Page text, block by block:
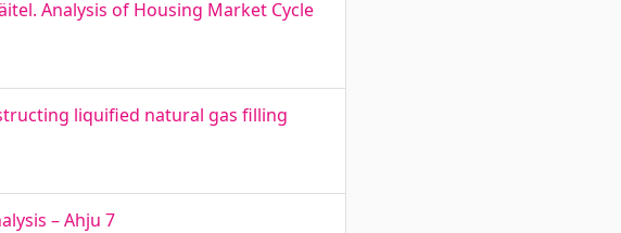
Analysis of Housing Market Cycle
liquified natural gas filling
– Ahju 7